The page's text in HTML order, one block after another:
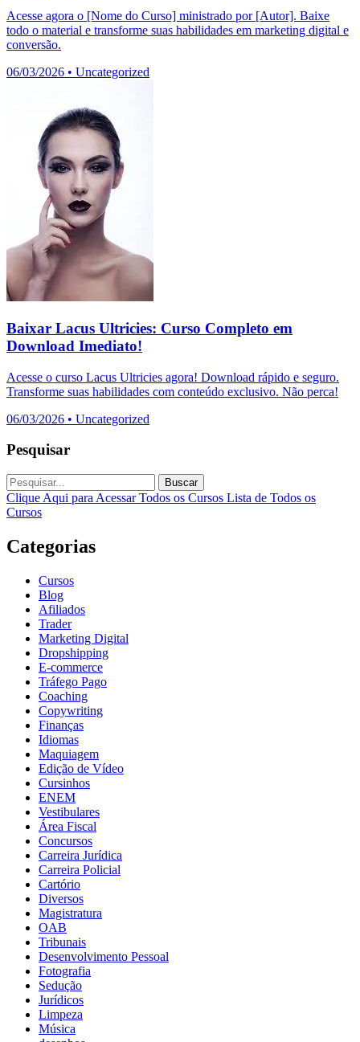
Acesse agora o [Nome do Curso] ministrado por [Autor]. Baixe
todo o material e transforme suas habilidades em marketing digital e
conversão.
06/03/2026 • Uncategorized
Baixar Lacus Ultricies: Curso Completo em
Download Imediato!
Acesse o curso Lacus Ultricies agora! Download rápido e seguro.
Transforme suas habilidades com conteúdo exclusivo. Não perca!
06/03/2026 • Uncategorized
Pesquisar
Buscar
Clique Aqui para Acessar Todos os Cursos Lista de Todos os
Cursos
Categorias
Cursos
Blog
Afiliados
Trader
Marketing Digital
Dropshipping
E-commerce
Tráfego Pago
Coaching
Copywriting
Finanças
Idiomas
Maquiagem
Edição de Vídeo
Cursinhos
ENEM
Vestibulares
Área Fiscal
Concursos
Carreira Jurídica
Carreira Policial
Cartório
Diversos
Magistratura
OAB
Tribunais
Desenvolvimento Pessoal
Fotografia
Sedução
Jurídicos
Limpeza
Música